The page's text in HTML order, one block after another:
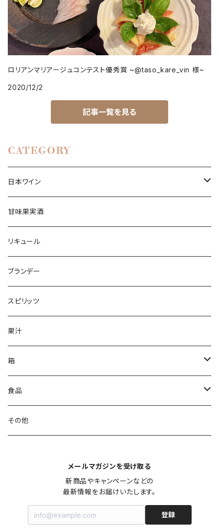
ロリアンマリアージュコンテスト優秀賞 ~@taso_kare_vin 様~
2020/12/2
記事一覧を見る
CATEGORY
日本ワイン
白ワイン
辛口ワイン
中口ワイン
赤ワイン
フルボディ
ミディアムボディ
ロゼワイン
スパークリングワイン
甘味果実酒
リキュール
ブランデー
スピリッツ
果汁
箱
無料簡易箱
有料贈答箱
食品
調理キット
その他
メールマガジンを受け取る
新商品やキャンペーンなどの
最新情報をお届けいたします。
登録